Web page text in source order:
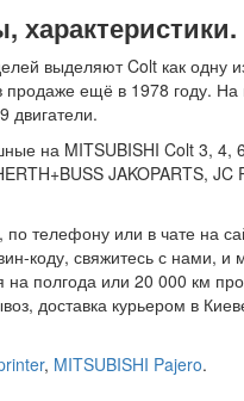
выделяют Colt как одну
ещё в 1978 году.
двигатели.
на MITSUBISHI Colt 3,
JAKOPARTS,
телефону или в чате на
коду, свяжитесь с нами,
полгода или 20 000 км
доставка курьером в
, MITSUBISHI Pajero.